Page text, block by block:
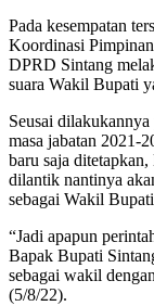
Pada kesempatan
Koordinasi
DPRD Sintang
suara Wakil Bupati
Seusai
masa jabatan 2021-
baru saja
dilantik nantinya
sebagai Wakil
“Jadi apapun
Bapak Bupati
sebagai wakil
(5/8/22).